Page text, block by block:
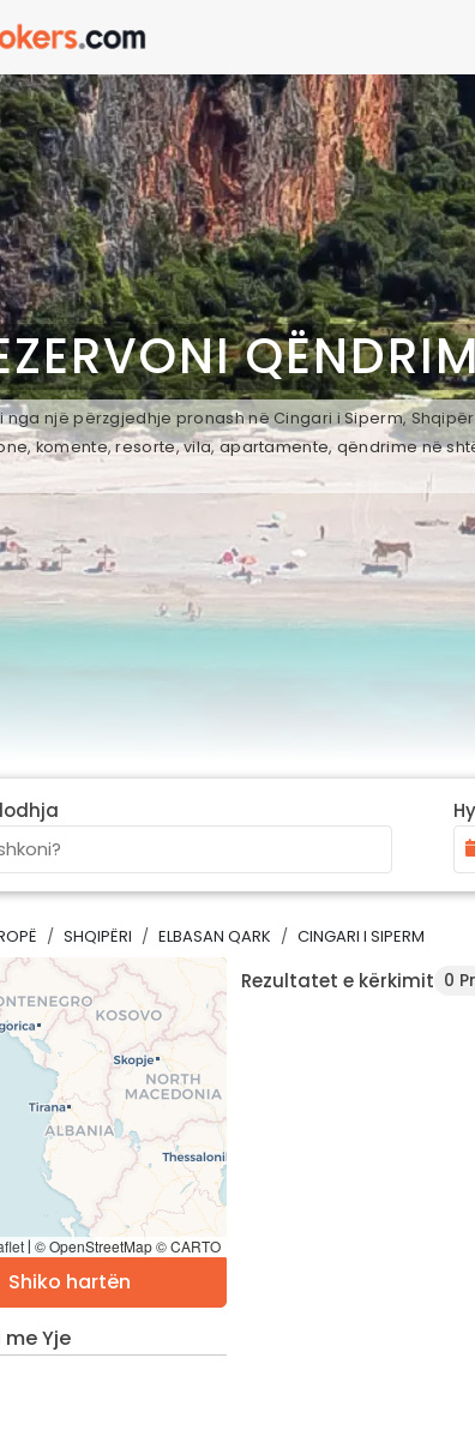
nga një përzgjedhje pronash në Cingari i Siperm,
komente, resorte, vila, apartamente, qëndrime në
SHQIPËRI ELBASAN QARK CINGARI I SIPERM
| © OpenStreetMap © CARTO
Shiko hartën
Yje
Rezultatet e kërkimit 0